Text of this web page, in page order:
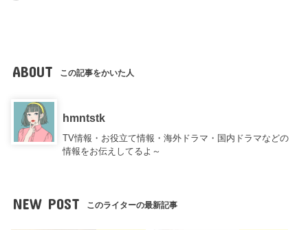
ABOUT この記事をかいた人
hmntstk
TV情報・お役立て情報・海外ドラマ・国内ドラマなどの
情報をお伝えしてるよ～
NEW POST このライターの最新記事